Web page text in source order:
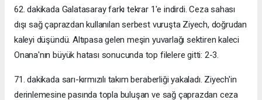
62. dakikada Galatasaray farkı tekrar 1'e indirdi. Ceza sahası
dışı sağ çaprazdan kullanılan serbest vuruşta Ziyech, doğrudan
kaleyi düşündü. Altıpasa gelen meşin yuvarlağı sektiren kaleci
Onana'nın büyük hatası sonucunda top filelere gitti: 2-3.
71. dakikada sarı-kırmızılı takım beraberliği yakaladı. Ziyech'in
derinlemesine pasında topla buluşan ve sağ çaprazdan ceza